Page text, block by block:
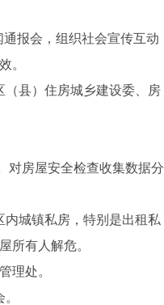
报会，组织社会宣传互动
。
（县）住房城乡建设委、房
对房屋安全检查收集数据分
城镇私房，特别是出租私
所有人解危。
理处。